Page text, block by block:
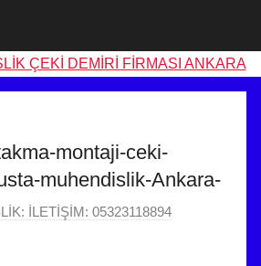
montaji-ceki-
muhendislik-Ankara-
İLETİŞİM: 05323118894